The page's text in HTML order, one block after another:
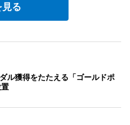
る
ル獲得をたたえる「ゴールドポ